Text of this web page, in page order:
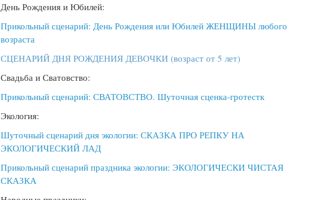
День Рождения и Юбилей:
Прикольный сценарий: День Рождения или Юбилей ЖЕНЩИНЫ любого
возраста
СЦЕНАРИЙ ДНЯ РОЖДЕНИЯ ДЕВОЧКИ (возраст от 5 лет)
Свадьба и Сватовство:
Прикольный сценарий: СВАТОВСТВО. Шуточная сценка-гротестк
Экология:
Шуточный сценарий дня экологии: СКАЗКА ПРО РЕПКУ НА
ЭКОЛОГИЧЕСКИЙ ЛАД
Прикольный сценарий праздника экологии: ЭКОЛОГИЧЕСКИ ЧИСТАЯ
СКАЗКА